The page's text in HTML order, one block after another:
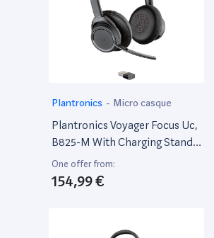
Plantronics - Micro casque
Plantronics Voyager Focus Uc,
B825-M With Charging Stand
Bluetooth, 202652-02
(Charging Stand Bluetooth
Headset)
One offer from:
154,99 €